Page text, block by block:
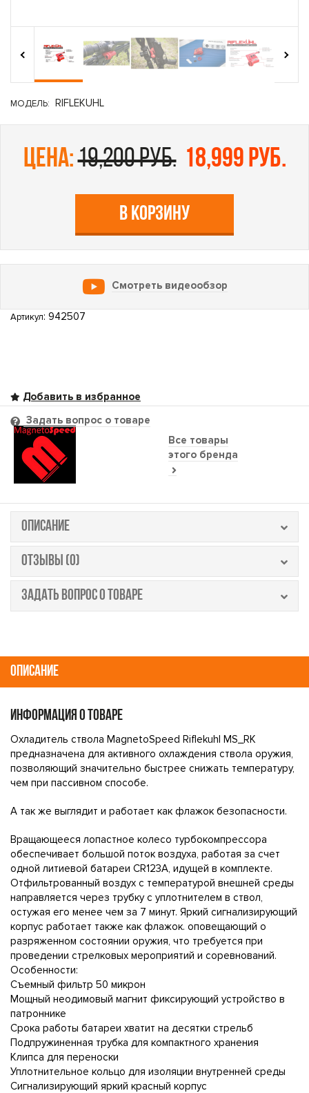
‹
›
МОДЕЛЬ: RIFLEKUHL
цена:19,200 руб. 18,999 руб.
В КОРЗИНУ
Смотреть видеообзор
Артикул: 942507
Все товары
этого бренда
Задать вопрос о товаре
ОПИСАНИЕ
ОТЗЫВЫ (0)
ЗАДАТЬ ВОПРОС О ТОВАРЕ
ОПИСАНИЕ
ИНФОРМАЦИЯ О ТОВАРЕ
Охладитель ствола MagnetoSpeed Riflekuhl MS_RK
предназначена для активного охлаждения ствола оружия,
позволяющий значительно быстрее снижать температуру,
чем при пассивном способе.
А так же выглядит и работает как флажок безопасности.
Вращающееся лопастное колесо турбокомпрессора
обеспечивает большой поток воздуха, работая за счет
одной литиевой батареи CR123A, идущей в комплекте.
Отфильтрованный воздух с температурой внешней среды
направляется через трубку с уплотнителем в ствол,
остужая его менее чем за 7 минут. Яркий сигнализирующий
корпус работает также как флажок. оповещающий о
разряженном состоянии оружия, что требуется при
проведении стрелковых мероприятий и соревнований.
Особенности:
Съемный фильтр 50 микрон
Мощный неодимовый магнит фиксирующий устройство в
патроннике
Срока работы батареи хватит на десятки стрельб
Подпружиненная трубка для компактного хранения
Клипса для переноски
Уплотнительное кольцо для изоляции внутренней среды
Сигнализирующий яркий красный корпус